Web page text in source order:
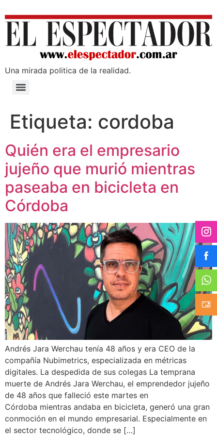
Una mirada poli­tica de la realidad.
Etiqueta: cordoba
Quién era el empresario
jujeño que murió mientras
paseaba en bicicleta en
Córdoba
Andrés Jara Werchau tenía 48 años y era CEO de la
compañía Nubimetrics, especializada en métricas
digitales. La despedida de sus colegas La temprana
muerte de Andrés Jara Werchau, el emprendedor jujeño
de 48 años que falleció este martes en
Córdoba mientras andaba en bicicleta, generó una gran
conmoción en el mundo empresarial. Especialmente en
el sector tecnológico, donde se […]